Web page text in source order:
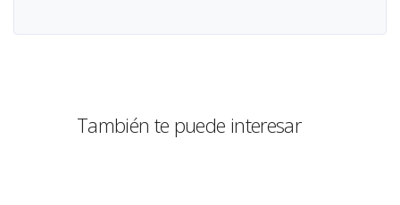
También te puede interesar